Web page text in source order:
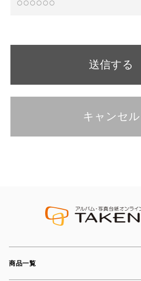
キャンセル
送信する
商品一覧